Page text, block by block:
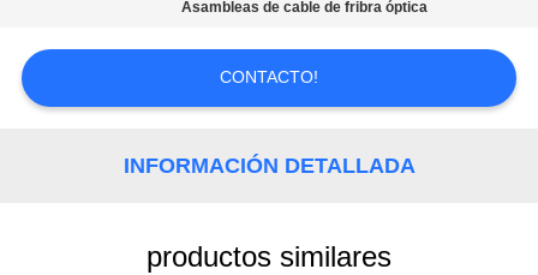
CONTACTO
CON
Asambleas de cable de fribra óptica
CONTACTO!
INFORMACIÓN DETALLADA
productos similares